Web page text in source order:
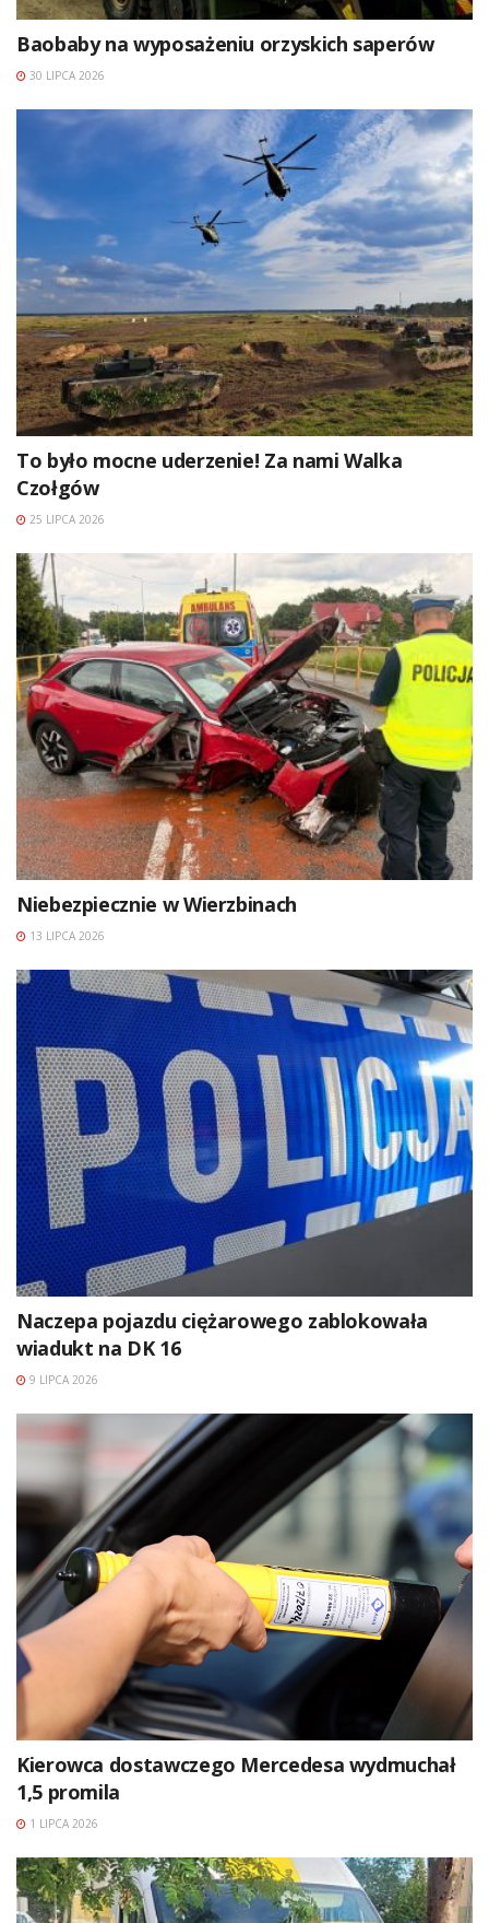
Baobaby na wyposażeniu orzyskich saperów
30 LIPCA 2026
To było mocne uderzenie! Za nami Walka
Czołgów
25 LIPCA 2026
Niebezpiecznie w Wierzbinach
13 LIPCA 2026
Naczepa pojazdu ciężarowego zablokowała
wiadukt na DK 16
9 LIPCA 2026
Kierowca dostawczego Mercedesa wydmuchał
1,5 promila
1 LIPCA 2026